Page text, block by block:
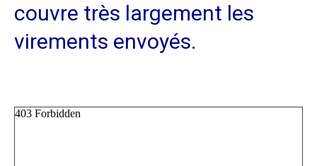
couvre très largement les
virements envoyés.